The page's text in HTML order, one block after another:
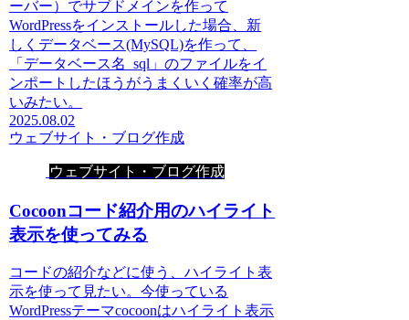
ーバー）でサブドメインを作って
WordPressをインストールした場合、新
しくデータベース(MySQL)を作って、
「データベース名_sql」のファイルをイ
ンポートしたほうがうまくいく確率が高
いみたい。
2025.08.02
ウェブサイト・ブログ作成
ウェブサイト・ブログ作成
Cocoonコード紹介用のハイライト
表示を使ってみる
コードの紹介などに使う、ハイライト表
示を使って見たい。今使っている
WordPressテーマcocoonはハイライト表示